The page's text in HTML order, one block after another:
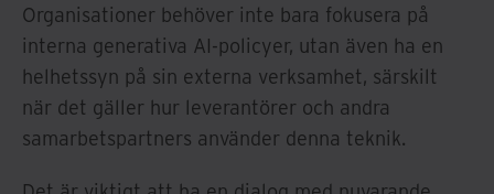
Organisationer behöver inte bara fokusera på
interna generativa AI-policyer, utan även ha en
helhetssyn på sin externa verksamhet, särskilt
när det gäller hur leverantörer och andra
samarbetspartners använder denna teknik.